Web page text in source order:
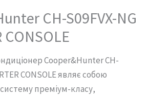
CH-S09FVX-NG
CONSOLE
Cooper&Hunter CH-
CONSOLE являє собою
преміум-класу,